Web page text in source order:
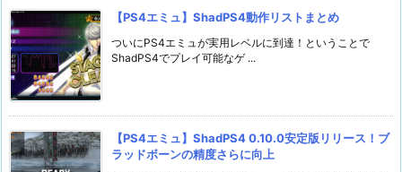
【PS4エミュ】ShadPS4動作リストまとめ
ついにPS4エミュが実用レベルに到達！ということで
ShadPS4でプレイ可能なゲ ...
【PS4エミュ】ShadPS4 0.10.0安定版リリース！ブ
ラッドボーンの精度さらに向上